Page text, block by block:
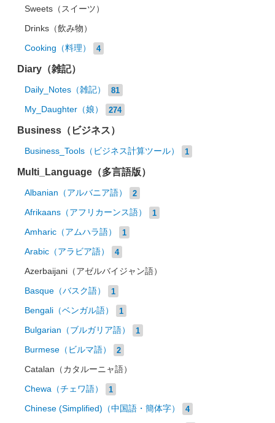
Sweets（スイーツ）
Drinks（飲み物）
Cooking（料理） 4
Diary（雑記）
Daily_Notes（雑記） 81
My_Daughter（娘） 274
Business（ビジネス）
Business_Tools（ビジネス計算ツール） 1
Multi_Language（多言語版）
Albanian（アルバニア語） 2
Afrikaans（アフリカーンス語） 1
Amharic（アムハラ語） 1
Arabic（アラビア語） 4
Azerbaijani（アゼルバイジャン語）
Basque（バスク語） 1
Bengali（ベンガル語） 1
Bulgarian（ブルガリア語） 1
Burmese（ビルマ語） 2
Catalan（カタルーニャ語）
Chewa（チェワ語） 1
Chinese (Simplified)（中国語・簡体字） 4